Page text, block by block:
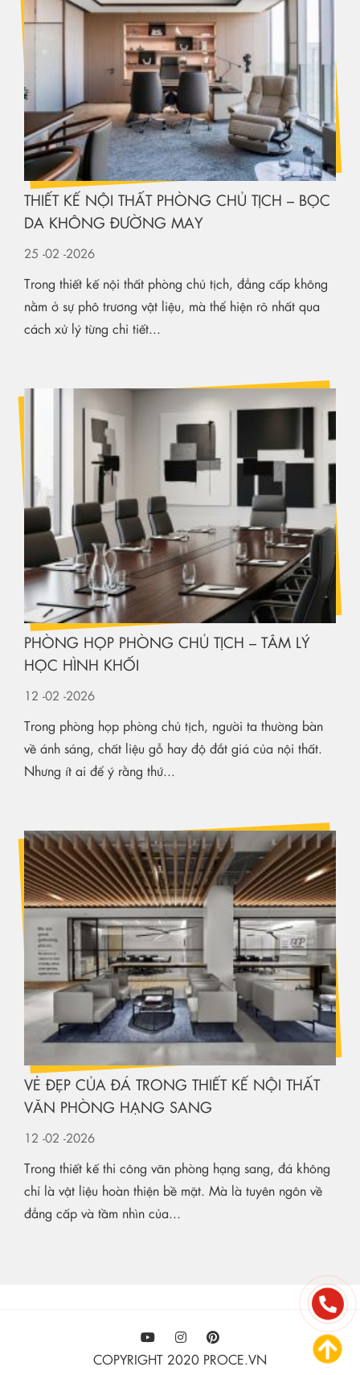
THIẾT KẾ NỘI THẤT PHÒNG CHỦ TỊCH – BỌC
DA KHÔNG ĐƯỜNG MAY
25 -02 -2026
Trong thiết kế nội thất phòng chủ tịch, đẳng cấp không
nằm ở sự phô trương vật liệu, mà thể hiện rõ nhất qua
cách xử lý từng chi tiết...
PHÒNG HỌP PHÒNG CHỦ TỊCH – TÂM LÝ
HỌC HÌNH KHỐI
12 -02 -2026
Trong phòng họp phòng chủ tịch, người ta thường bàn
về ánh sáng, chất liệu gỗ hay độ đắt giá của nội thất.
Nhưng ít ai để ý rằng thứ...
VẺ ĐẸP CỦA ĐÁ TRONG THIẾT KẾ NỘI THẤT
VĂN PHÒNG HẠNG SANG
12 -02 -2026
Trong thiết kế thi công văn phòng hạng sang, đá không
chỉ là vật liệu hoàn thiện bề mặt. Mà là tuyên ngôn về
đẳng cấp và tầm nhìn của...
COPYRIGHT 2020 PROCE.VN